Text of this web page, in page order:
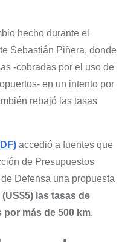
hecho durante el
Sebastián Piñera, donde
-cobradas por el uso de
en un intento por
rebajó las tasas
accedió a fuentes que
de Presupuestos
Defensa una propuesta
las tasas de
más de 500 km.